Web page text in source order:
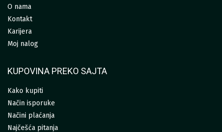
O nama
Kontakt
Karijera
Moj nalog
KUPOVINA PREKO SAJTA
Kako kupiti
Način isporuke
Načini plaćanja
Najčešća pitanja